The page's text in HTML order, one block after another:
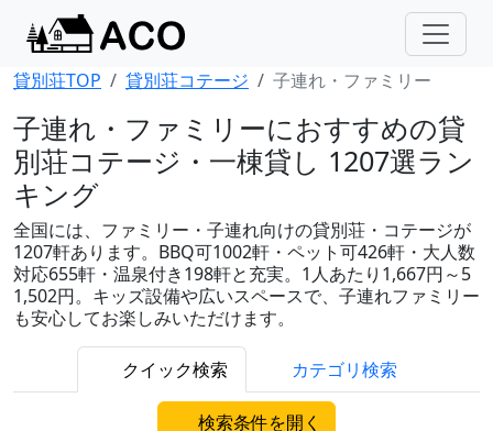
貸別荘TOP 貸別荘コテージ 子連れ・ファミリー
子連れ・ファミリーにおすすめの貸
別荘コテージ・一棟貸し 1207選ラン
キング
全国には、ファミリー・子連れ向けの貸別荘・コテージが
1207軒あります。BBQ可1002軒・ペット可426軒・大人数
対応655軒・温泉付き198軒と充実。1人あたり1,667円～5
1,502円。キッズ設備や広いスペースで、子連れファミリー
も安心してお楽しみいただけます。
クイック検索 カテゴリ検索
検索条件を開く